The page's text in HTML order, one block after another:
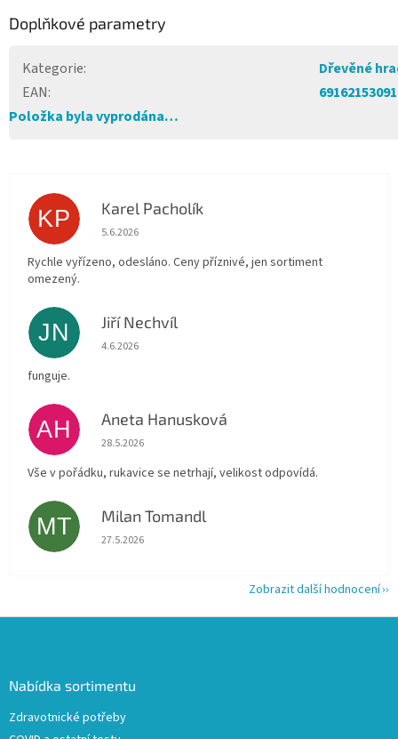
Doplňkové parametry
Kategorie:
Dřevěné
EAN:
Položka byla vyprodána…
KP Karel Pacholík
Hodnocení obchodu je 4 z 5 hvězdiček.
5.6.2026
Rychle vyřízeno, odesláno. Ceny příznivé, jen sortiment
omezený.
JN Jiří Nechvíl
Hodnocení obchodu je 5 z 5 hvězdiček.
4.6.2026
funguje.
AH Aneta Hanusková
Hodnocení obchodu je 5 z 5 hvězdiček.
28.5.2026
Vše v pořádku, rukavice se netrhají, velikost odpovídá.
MT Milan Tomandl
Hodnocení obchodu je 5 z 5 hvězdiček.
27.5.2026
Zobrazit další hodnocení
Nabídka sortimentu
Zdravotnické potřeby